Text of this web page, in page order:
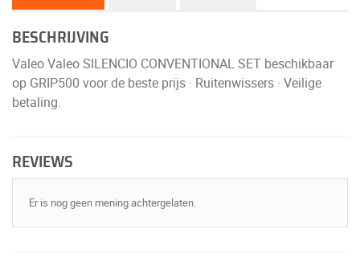
BESCHRIJVING
Valeo Valeo SILENCIO CONVENTIONAL SET beschikbaar
op GRIP500 voor de beste prijs · Ruitenwissers · Veilige
betaling.
REVIEWS
Er is nog geen mening achtergelaten.